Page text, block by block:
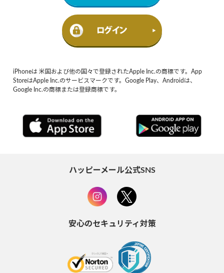
iPhoneは 米国および他の国々で登録されたApple Inc.の商標です。App
StoreはApple Inc.のサービスマークです。Google Play、Androidは、
Google Inc.の商標または登録商標です。
ハッピーメール公式SNS
安心のセキュリティ対策